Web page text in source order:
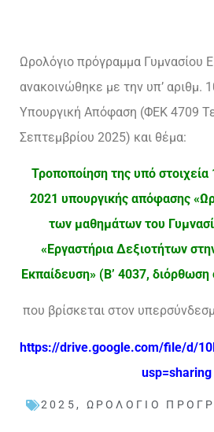
Ωρολόγιο πρόγραμμα Γυμνασίου
ανακοινώθηκε με την υπ’ αριθμ.
Υπουργική Απόφαση (ΦΕΚ 4709
Σεπτεμβρίου 2025) και θέμα:
Τροποποίηση της υπό στοιχεία
2021 υπουργικής απόφασης
των μαθημάτων του
«Εργαστήρια Δεξιοτήτων
Εκπαίδευση» (Β’ 4037,
που βρίσκεται στον
https://drive.google.com/file/d/
usp=sharing
2025 , ΩΡΟΛΌΓΙΟ